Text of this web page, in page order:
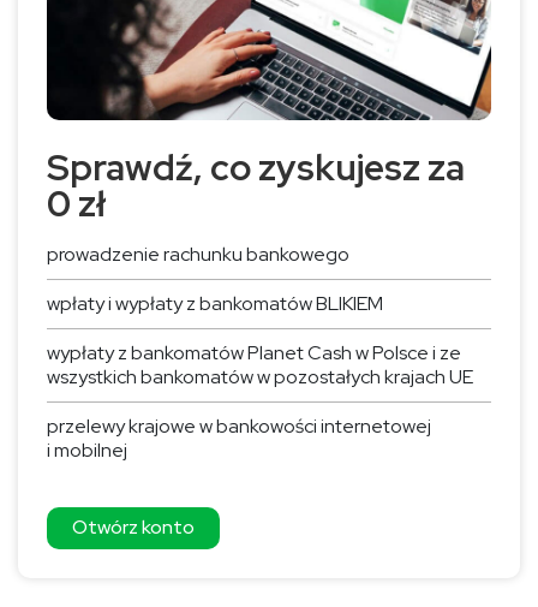
Sprawdź, co zyskujesz za
0 zł
prowadzenie rachunku bankowego
wpłaty i wypłaty z bankomatów BLIKIEM
wypłaty z bankomatów Planet Cash w Polsce i ze
wszystkich bankomatów w pozostałych krajach UE
przelewy krajowe w bankowości internetowej
i mobilnej
Otwórz konto